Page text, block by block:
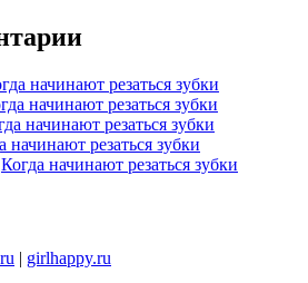
начинают резаться зубки
начинают резаться зубки
начинают резаться зубки
начинают резаться зубки
Когда начинают резаться зубки
girlhappy.ru